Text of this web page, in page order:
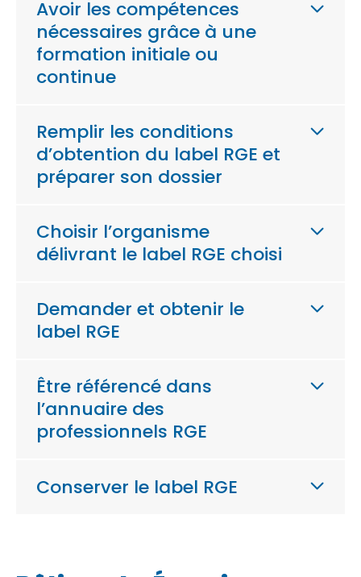
Avoir les compétences
nécessaires grâce à une
formation initiale ou
continue
Remplir les conditions
d’obtention du label RGE et
préparer son dossier
Choisir l’organisme
délivrant le label RGE choisi
Demander et obtenir le
label RGE
Être référencé dans
l’annuaire des
professionnels RGE
Conserver le label RGE